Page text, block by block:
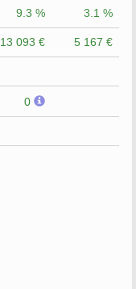
9.3 % 3.1 %
13 093 € 5 167 €
0